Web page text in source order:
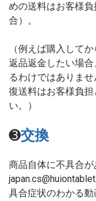
めの送料はお客様
合）。
（例えば購入して
返品返金したい場
るわけではありま
復送料はお客様負
い。）
➌交換
商品自体に不具合
具合症状のわかる